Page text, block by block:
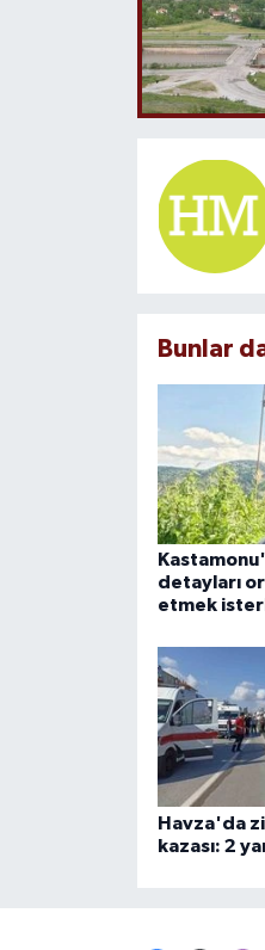
Bunlar
detayları
etmek
Havza'da
kazası: 2